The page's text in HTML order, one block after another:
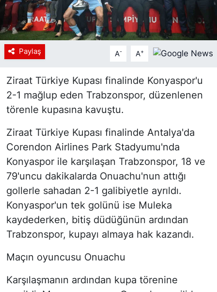
Paylaş A- A+
Ziraat Türkiye Kupası finalinde Konyaspor'u
2-1 mağlup eden Trabzonspor, düzenlenen
törenle kupasına kavuştu.
Ziraat Türkiye Kupası finalinde Antalya'da
Corendon Airlines Park Stadyumu'nda
Konyaspor ile karşılaşan Trabzonspor, 18 ve
79'uncu dakikalarda Onuachu'nun attığı
gollerle sahadan 2-1 galibiyetle ayrıldı.
Konyaspor'un tek golünü ise Muleka
kaydederken, bitiş düdüğünün ardından
Trabzonspor, kupayı almaya hak kazandı.
Maçın oyuncusu Onuachu
Karşılaşmanın ardından kupa törenine
Tanıtım